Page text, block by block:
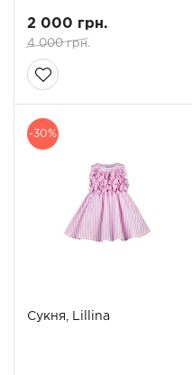
2 000 грн.
4 000 грн.
-30%
Сукня, Lillina